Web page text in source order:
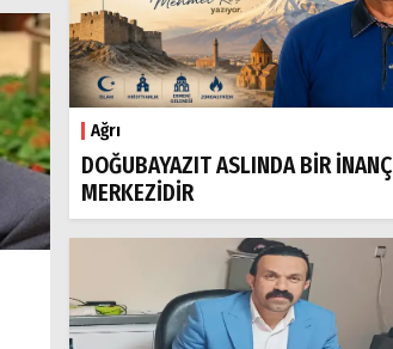
Ağrı
DOĞUBAYAZIT ASLINDA BİR İNANÇ
MERKEZİDİR